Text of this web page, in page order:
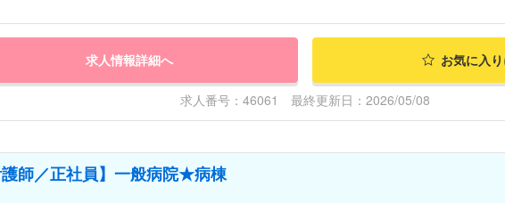
求人情報詳細へ お気に入
求人番号：46061 最終更新日：2026/05/08
師／正社員】一般病院★病棟